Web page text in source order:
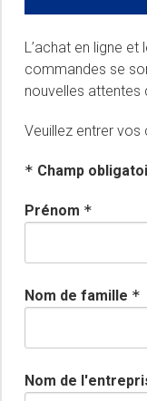
L’achat en ligne et
commandes se
nouvelles attentes
Veuillez entrer
* Champ
Prénom *
Nom de famille *
Nom de